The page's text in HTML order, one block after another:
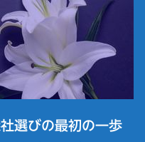
選びの最初の一歩